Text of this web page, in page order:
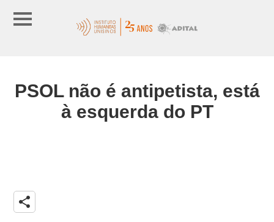
PSOL não é antipetista, está
à esquerda do PT
share